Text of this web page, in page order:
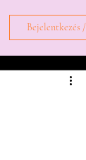
Bejelentkezés